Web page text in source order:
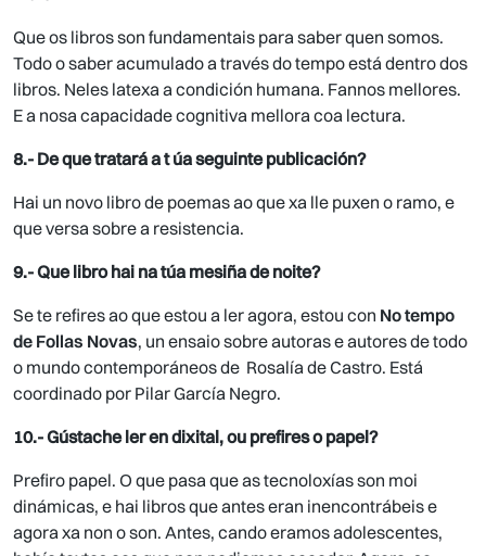
Que os libros son fundamentais para saber quen somos.
Todo o saber acumulado a través do tempo está dentro dos
libros. Neles latexa a condición humana. Fannos mellores.
E a nosa capacidade cognitiva mellora coa lectura.
8.- De que tratará a t úa seguinte publicación?
Hai un novo libro de poemas ao que xa lle puxen o ramo, e
que versa sobre a resistencia.
9.- Que libro hai na túa mesiña de noite?
Se te refires ao que estou a ler agora, estou con No tempo
de Follas Novas, un ensaio sobre autoras e autores de todo
o mundo contemporáneos de Rosalía de Castro. Está
coordinado por Pilar García Negro.
10.- Gústache ler en dixital, ou prefires o papel?
Prefiro papel. O que pasa que as tecnoloxías son moi
dinámicas, e hai libros que antes eran inencontrábeis e
agora xa non o son. Antes, cando eramos adolescentes,